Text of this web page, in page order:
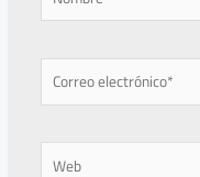
Correo
electrónico*
Web